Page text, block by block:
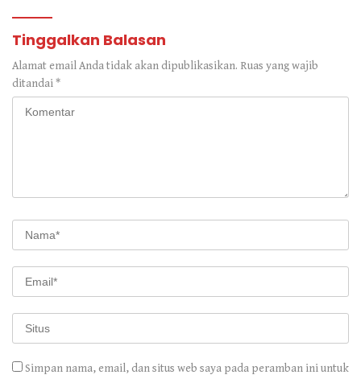
Tinggalkan Balasan
Alamat email Anda tidak akan dipublikasikan. Ruas yang wajib
ditandai*
Simpan nama, email, dan situs web saya pada peramban ini untuk